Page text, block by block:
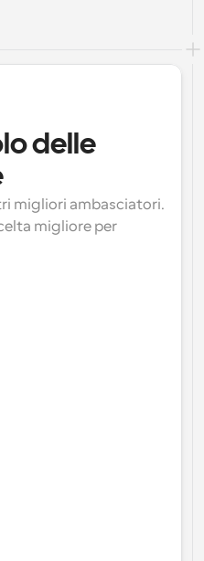
delle
migliori ambasciatori.
migliore per